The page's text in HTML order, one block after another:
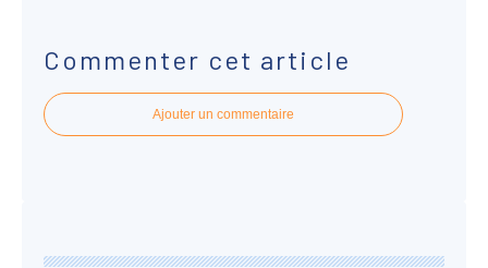
Commenter cet article
Ajouter un commentaire